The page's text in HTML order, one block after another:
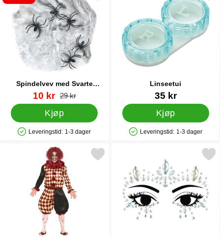
Spindelvev med Svarte
Edderkopper 40g
Varenummer 38697
ny pris
10 kr gammel pris
29 kr
Kjøp
Produkttilgjengelighet: På lager
Leveringstid: 1-3 dager
Linseetui
Varenummer 10260
35 kr
Kjøp
Produkttilgjengelighet: På lager
Leveringstid: 1-3 dager
Merk skrekklovn Kostyme Herre som favorittMerk face Jewels Glow in